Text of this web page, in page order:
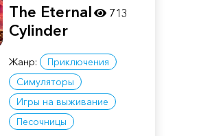
The Eternal
Cylinder
Жанр:
Приключения
Симуляторы
Игры на выживание
Песочницы
713